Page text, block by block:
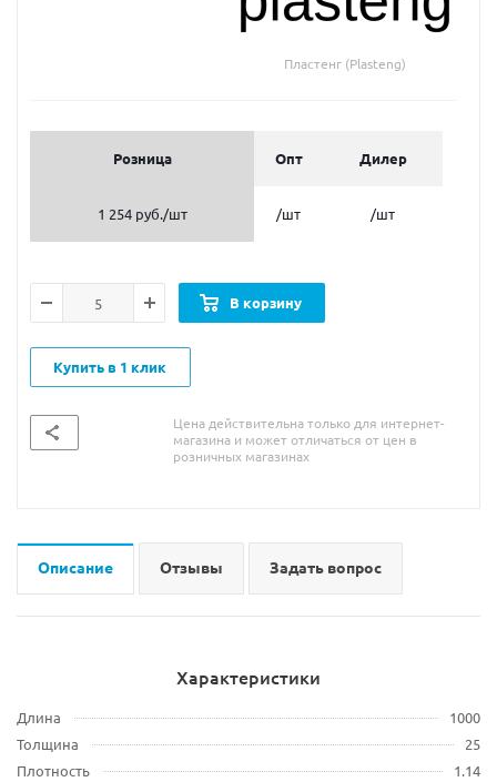
Пластенг (Plasteng)
Розница Опт Дилер
1 254 руб./шт /шт /шт
В корзину
Купить в 1 клик
Цена действительна только для интернет-
магазина и может отличаться от цен в
розничных магазинах
Описание Отзывы Задать вопрос
Характеристики
Длина
1000
Толщина
25
Плотность
1.14